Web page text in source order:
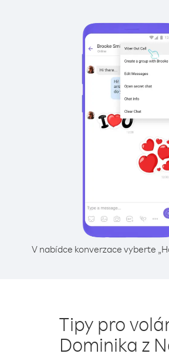
V nabídce konverzace vyberte
Tipy pro
Dominika z